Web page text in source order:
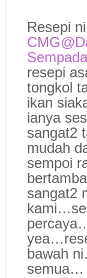
Resepi
resepi
tongkol
ikan
ianya
sangat2
mudah
sempoi
sangat2
bawah
semua…